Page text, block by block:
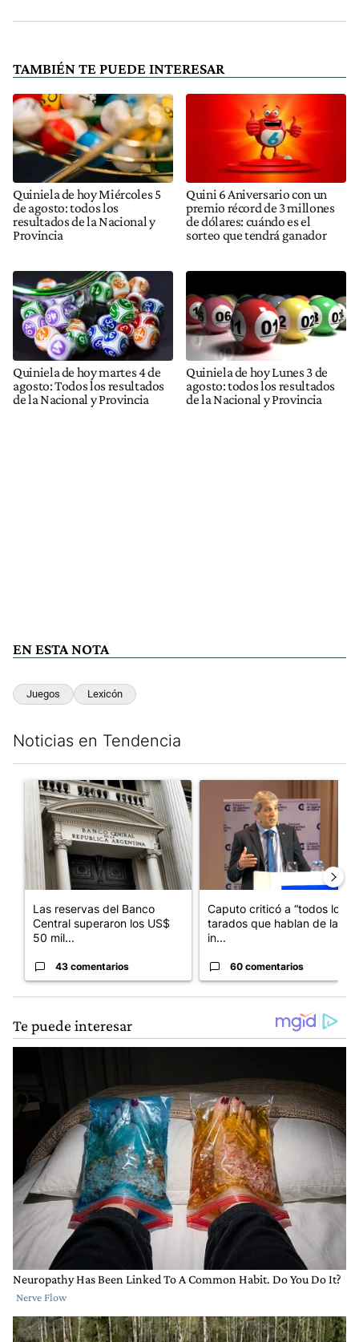
TAMBIÉN TE PUEDE INTERESAR
Quiniela de hoy Miércoles 5
de agosto: todos los
resultados de la Nacional y
Provincia
Quini 6 Aniversario con un
premio récord de 3 millones
de dólares: cuándo es el
sorteo que tendrá ganador
Quiniela de hoy martes 4 de
agosto: Todos los resultados
de la Nacional y Provincia
Quiniela de hoy Lunes 3 de
agosto: todos los resultados
de la Nacional y Provincia
EN ESTA NOTA
Juegos Lexicón
Noticias en Tendencia
Un artículo de tendencia con el título "Las reservas del Banco
Las reservas del Banco
Central superaron los US$
50 mil...
43 comentarios
Caputo criticó a “todos los
tarados que hablan de la
in...
60 comentarios